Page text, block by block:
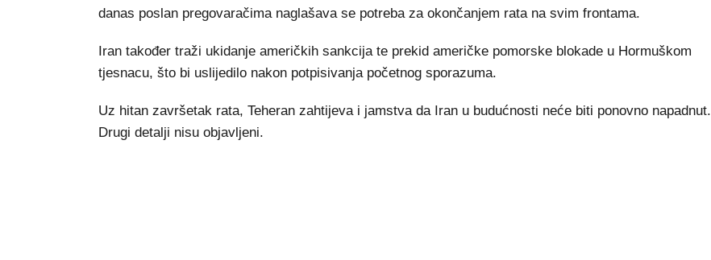
danas poslan pregovaračima naglašava se potreba za okončanjem rata na svim frontama.
Iran također traži ukidanje američkih sankcija te prekid američke pomorske blokade u Hormuškom
tjesnacu, što bi uslijedilo nakon potpisivanja početnog sporazuma.
Uz hitan završetak rata, Teheran zahtijeva i jamstva da Iran u budućnosti neće biti ponovno napadnut.
Drugi detalji nisu objavljeni.